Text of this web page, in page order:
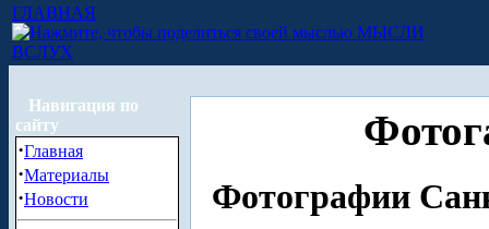
ГЛАВНАЯ
МЫСЛИ
ВСЛУХ
Навигация по
сайту
·Главная
·Материалы
·Новости Фотографии